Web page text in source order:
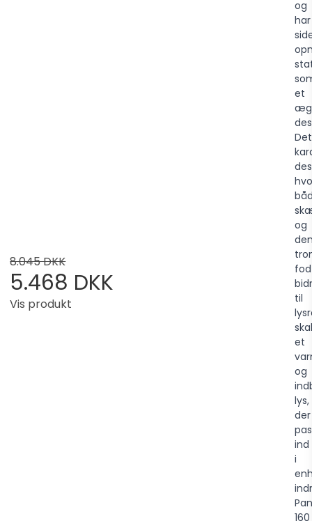
8.045 DKK
5.468 DKK
Vis produkt
og
har
et
Det
og
fod
til
et
og
lys,
der
ind
i
160